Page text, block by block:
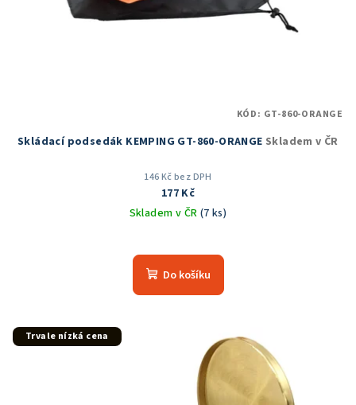
Skládací podsedák KEMPING GT-860-ORANGE Skladem v ČR
146 Kč bez DPH
177 Kč
Skladem v ČR (7 ks)
hodnocení
produktu
hvězdiček.
Do košíku
KÓD: GT-860-ORANGE
Trvale nízká cena